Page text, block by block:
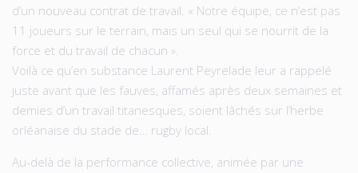
d’un nouveau contrat de travail. « Notre équipe, ce n’est pas
11 joueurs sur le terrain, mais un seul qui se nourrit de la
force et du travail de chacun ».
Voilà ce qu’en substance Laurent Peyrelade leur a rappelé
juste avant que les fauves, affamés après deux semaines et
demies d’un travail titanesques, soient lâchés sur l’herbe
orléanaise du stade de… rugby local.
Au-delà de la performance collective, animée par une